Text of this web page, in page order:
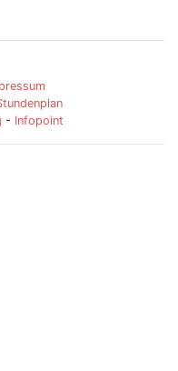
- Infopoint